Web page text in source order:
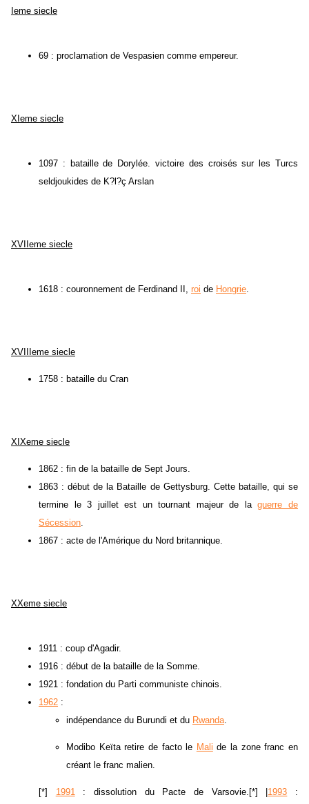
Ieme siecle
69 : proclamation de Vespasien comme empereur.
XIeme siecle
1097 : bataille de Dorylée. victoire des croisés sur les Turcs
seldjoukides de K?l?ç Arslan
XVIIeme siecle
1618 : couronnement de Ferdinand II, roi de Hongrie.
XVIIIeme siecle
1758 : bataille du Cran
XIXeme siecle
1862 : fin de la bataille de Sept Jours.
1863 : début de la Bataille de Gettysburg. Cette bataille, qui se
termine le 3 juillet est un tournant majeur de laguerre de
Sécession.
1867 : acte de l'Amérique du Nord britannique.
XXeme siecle
1911 : coup d'Agadir.
1916 : début de la bataille de la Somme.
1921 : fondation du Parti communiste chinois.
1962 :
indépendance du Burundi et du Rwanda.
Modibo Keïta retire de facto le Mali de la zone franc en
créant le franc malien.
[*] 1991: dissolution du Pacte de Varsovie.[*] | 1993 :